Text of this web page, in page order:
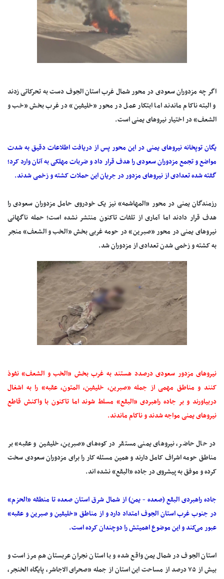
اگر چه مزدوران سعودی در محور شمال غرب استان الجوف دست به تحرکاتی زدند
و البته ناکام ماندند اما ابتکار عمل در محور «خلیفین» در غرب بخش «خب و
الشعف» در اختیار نیروهای یمنی است.
یگان توپخانه نیروهای یمنی در این محور پس از دریافت اطلاعات دقیق به شدت
مواضع و تجمع مزدوران سعودی را هدف قرار داد و ضربات مهلکی به آنان وارد کرد؛
گفته شده تعدادی از نیروهای مزدور در جریان این حملات کشته و زخمی شدند.
رزمندگان یمنی در محور «المهاشمه» نیز یک خودروی حامل مزدوران سعودی را
هدف قرار دادند اما آماری از تلفات تاکنون منتشر نشده است؛ حمله ناگهانی
نیروهای یمنی در محور «صبرین» در حومه غربی بخش «الخب و الشعف» منجر
به کشته و زخمی شدن تعدادی از مزدوران شد.
نیروهای مزدور سعودی درصدد هستند به غرب بخش «الخب و الشعف» نفوذ
کنند و مناطق مهمی از جمله «صبرین، خلیفین، المتون، عقبه» را به اشغال
دربیاورند و بر جاده راهبردی «البقع» مسلط شوند اما تاکنون با واکنش قاطع
نیروهای یمنی مواجه شدند و ناکام ماندند.
در حال حاضر، نیروهای یمنی مستقر در کوه‌های «صبرین، خلیفین و عقبه» بر
مناطق حومه اشراف کامل دارند و همین مسئله کار را برای مزدوران سعودی سخت
کرده و موفق به پیشروی در جاده «البقع» نشده اند.
جاده راهبردی البقع (صعده - یمن) از شمال شرق استان صعده تا منطقه «الحزم»
در جنوب غرب استان الجوف امتداد دارد و از مناطق «خلیفین و صبرین و عقبه»
عبور می‌کند و این موضوع اهمیتش را دوچندان کرده است.
استان الجوف در شمال یمن واقع شده و با استان نجران عربستان هم مرز است و
بیش از ۷۵ درصد از مساحت این استان از جمله «صحرای الاجاشر، پایگاه الخنجر،